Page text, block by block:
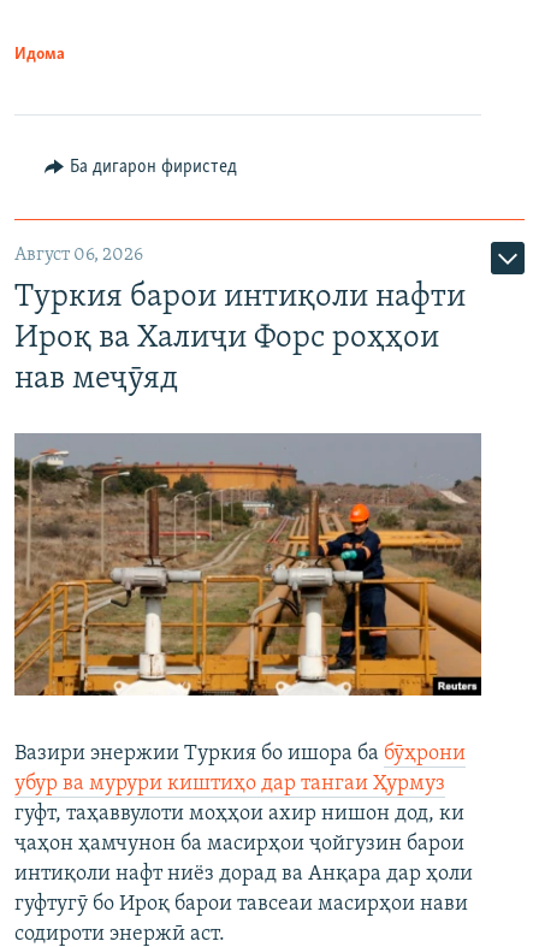
Идома
Ба дигарон фиристед
Август 06, 2026
Туркия барои интиқоли нафти
Ироқ ва Халиҷи Форс роҳҳои
нав меҷӯяд
Вазири энержии Туркия бо ишора ба бӯҳрони
убур ва мурури киштиҳо дар тангаи Ҳурмуз
гуфт, таҳаввулоти моҳҳои ахир нишон дод, ки
ҷаҳон ҳамчунон ба масирҳои ҷойгузин барои
интиқоли нафт ниёз дорад ва Анқара дар ҳоли
гуфтугӯ бо Ироқ барои тавсеаи масирҳои нави
содироти энержӣ аст.